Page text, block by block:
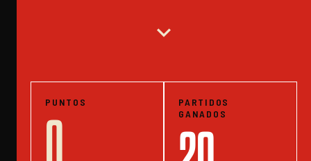
expand_more
PUNTOS
0
PARTIDOS
GANADOS